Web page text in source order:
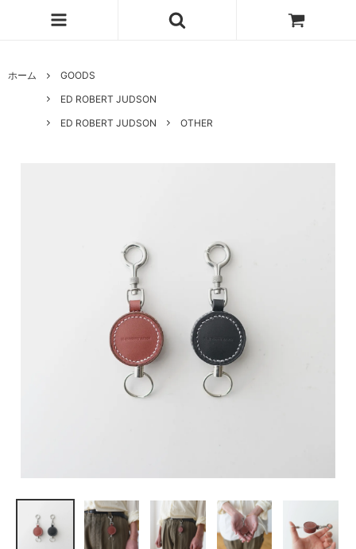
ホーム
GOODS
ED ROBERT JUDSON
ED ROBERT JUDSON
OTHER